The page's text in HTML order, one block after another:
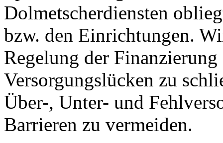
Dolmetscherdiensten
bzw. den Einrichtungen.
Regelung der
Versorgungslücken zu
Über-, Unter- und
Barrieren zu vermeiden.